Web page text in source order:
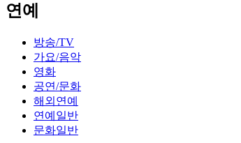
연예
방송/TV
가요/음악
영화
공연/문화
해외연예
연예일반
문화일반